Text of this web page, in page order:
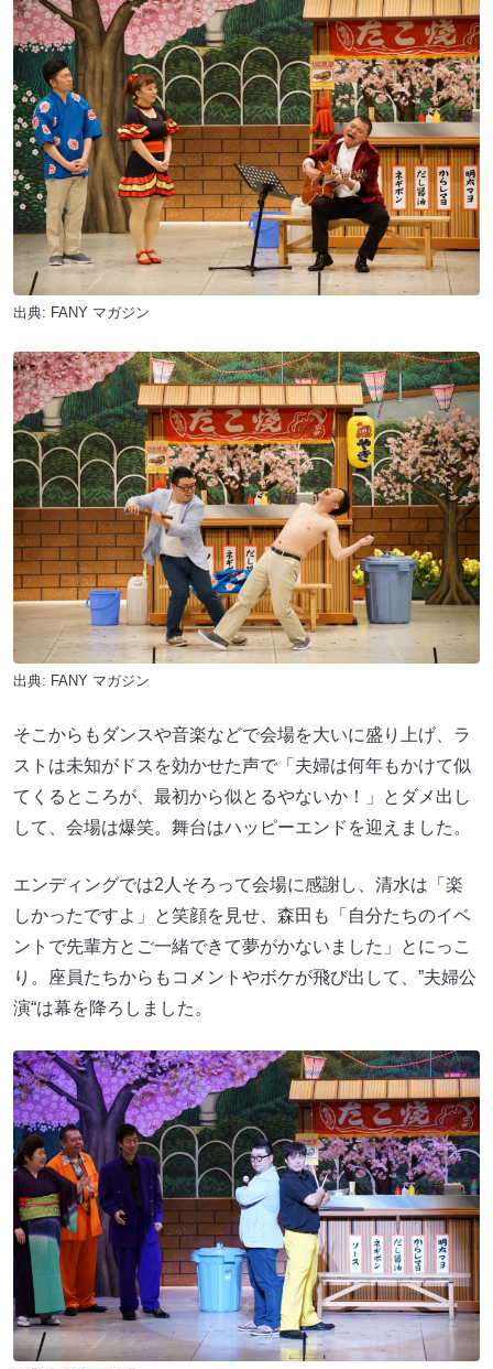
出典: FANY マガジン
出典: FANY マガジン
そこからもダンスや音楽などで会場を大いに盛り上げ、ラ
ストは未知がドスを効かせた声で「夫婦は何年もかけて似
てくるところが、最初から似とるやないか！」とダメ出し
して、会場は爆笑。舞台はハッピーエンドを迎えました。
エンディングでは2人そろって会場に感謝し、清水は「楽
しかったですよ」と笑顔を見せ、森田も「自分たちのイベ
ントで先輩方とご一緒できて夢がかないました」とにっこ
り。座員たちからもコメントやボケが飛び出して、”夫婦公
演“は幕を降ろしました。